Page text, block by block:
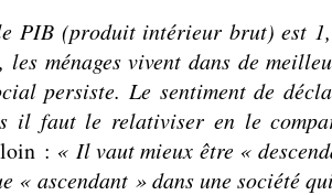
PIB (produit intérieur brut) est
les ménages vivent dans de
persiste. Le sentiment de
il faut le relativiser en le
: « Il vaut mieux être «
« ascendant » dans une société